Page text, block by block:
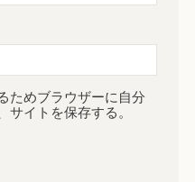
ためブラウザーに自分
サイトを保存する。